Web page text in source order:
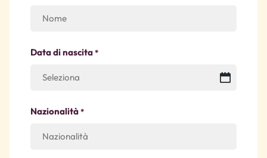
Data di nascita *
Nazionalità *